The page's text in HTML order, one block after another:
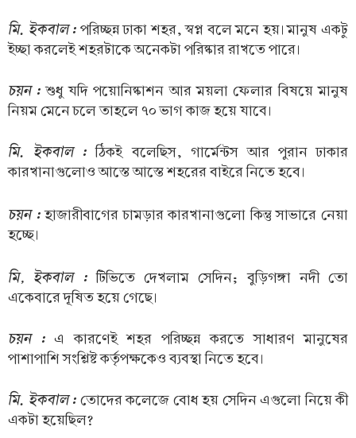
মি. ইকবাল : পরিচ্ছন্ন ঢাকা শহর, স্বপ্ন বলে মনে হয়। মানুষ একটু
ইচ্ছা করলেই শহরটাকে অনেকটা পরিষ্কার রাখতে পারে।
চয়ন :শুধু যদি পয়োনিষ্কাশন আর ময়লা ফেলার বিষয়ে মানুষ
নিয়ম মেনে চলে তাহলে ৭০ ভাগ কাজ হয়ে যাবে।
মি. ইকবাল :ঠিকই বলেছিস, গার্মেন্টস আর পুরান ঢাকার
কারখানাগুলোও আস্তে আস্তে শহরের বাইরে নিতে হবে।
চয়ন :হাজারীবাগের চামড়ার কারখানাগুলো কিন্তু সাভারে নেয়া
হচ্ছে।
মি, ইকবাল :টিভিতে দেখলাম সেদিন; বুড়িগঙ্গা নদী তো
একেবারে দূষিত হয়ে গেছে।
চয়ন : এ কারণেই শহর পরিচ্ছন্ন করতে সাধারণ মানুষের
পাশাপাশি সংশ্লিষ্ট কর্তৃপক্ষকেও ব্যবস্থা নিতে হবে।
মি. ইকবাল : তোদের কলেজে বোধ হয় সেদিন এগুলো নিয়ে কী
একটা হয়েছিল?